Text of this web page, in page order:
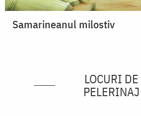
Samarineanul milostiv
LOCURI DE
PELERINAJ